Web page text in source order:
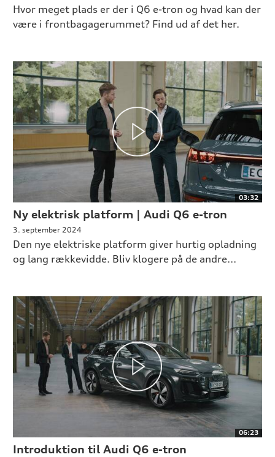
Hvor meget plads er der i Q6 e-tron og hvad kan der
være i frontbagagerummet? Find ud af det her.
03:32
Ny elektrisk platform | Audi Q6 e-tron
3. september 2024
Den nye elektriske platform giver hurtig opladning
og lang rækkevidde. Bliv klogere på de andre...
06:23
Introduktion til Audi Q6 e-tron